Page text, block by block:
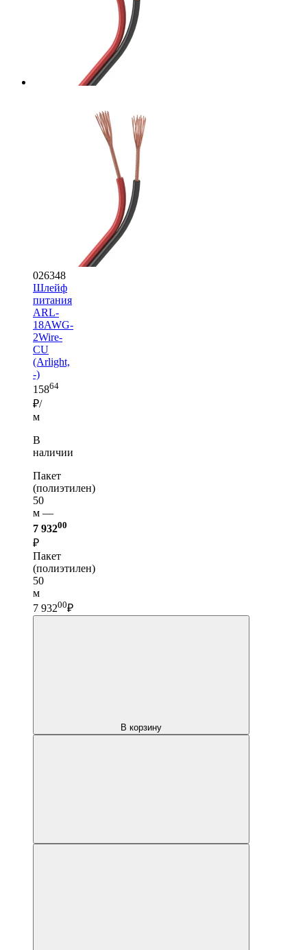
026348
Шлейф
питания
ARL-
18AWG-
2Wire-
CU
(Arlight,
-)
15864
₽/
м
В
наличии
Пакет
(полиэтилен)
50
м —
7 93200
₽
Пакет
(полиэтилен)
50
м
7 93200₽
В корзину